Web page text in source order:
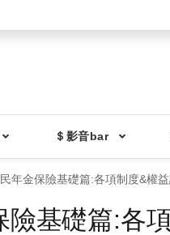
＄影音bar
年金保險基礎篇:各項制度&權
基礎篇:各